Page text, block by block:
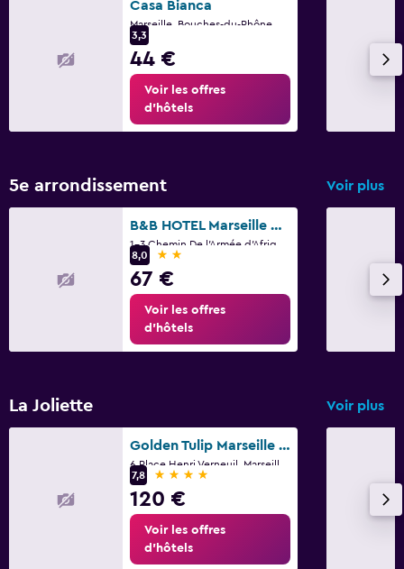
Casa Bianca
Marseille, Bouches-du-Rhône
3,3
44 €
Voir les offres
d’hôtels
5e arrondissement Voir plus
B&B HOTEL Marseille Centre La Timone
8,0
2 étoiles
67 €
Voir les offres
d’hôtels
La Joliette Voir plus
Golden Tulip Marseille Euromed
7,8
4 étoiles
120 €
Voir les offres
d’hôtels